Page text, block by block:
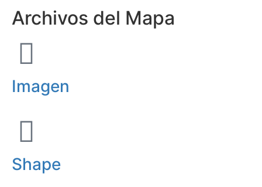
Archivos del Mapa
Imagen
Shape